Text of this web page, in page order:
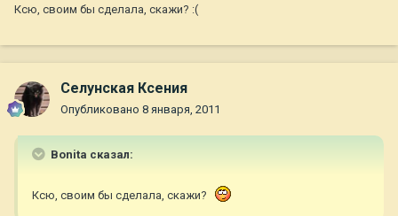
Ксю, своим бы сделала, скажи? :(
Селунская Ксения
Опубликовано 8 января, 2011
Bonita сказал:
Ксю, своим бы сделала, скажи?